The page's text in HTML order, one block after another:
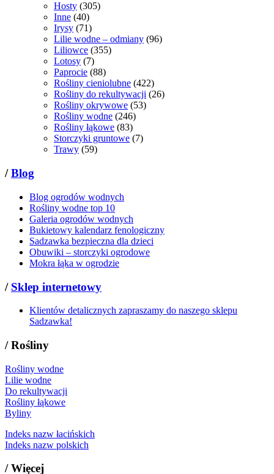
Hosty (305)
Inne (40)
Irysy (71)
Lilie wodne – odmiany (96)
Liliowce (355)
Lotosy (7)
Paprocie (88)
Rośliny cieniolubne (422)
Rośliny do rekultywacji (26)
Rośliny okrywowe (53)
Rośliny wodne (246)
Rośliny łąkowe (83)
Storczyki gruntowe (7)
Trawy (59)
/Blog
Blog ogrodów wodnych
Rośliny wodne top 10
Galeria ogrodów wodnych
Bukietowy kalendarz fenologiczny
Sadzawka bezpieczna dla dzieci
Obuwiki – storczyki ogrodowe
Mokra łąka w ogrodzie
/ Sklep internetowy
Klientów detalicznych zapraszamy do naszego sklepu
Sadzawka!
/Rośliny
Rośliny wodne
Lilie wodne
Do rekultywacji
Rośliny łąkowe
Byliny
Indeks nazw łacińskich
Indeks nazw polskich
/Więcej